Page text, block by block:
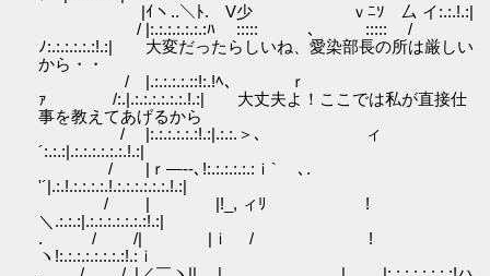
|ｲヽ..＼ﾄ. V少 ｖﾆｿ 厶 イ:.:.!.:|
/ |:.:.:.:.:.:.:ﾊ ::::: ､ ::::: /
ﾉ:.:.:.:.:.:!.:| 大変だったらしいね、愛染部長の所は厳しい
から・・
/ |.:.:.:.:.::!:.!ﾍ、 ｒ
ｧ /:.|.:.:.:.:.:.:.!.:| 大丈夫よ！ここでは私が直接仕
事を教えてあげるから
/ |:.:.:.:.:.:!.:|.:.:.＞､ ィ
´:.:.:|.:.:.:.:.:.:.!.:|
/ |ｒ―‐-､!:.:.:.:.:.:ｉ` ､.
'´|.:.!.:.:.:.:.!.:.:.:.:.:.:.!.:|
/ | |!_, ィﾘ !
＼.:.:.:|.:.:.:.:.:.:.:!.:|
. / /| |ｉ / !
ヽ!:.:.:.:.:.:.:.:!.:ｉ